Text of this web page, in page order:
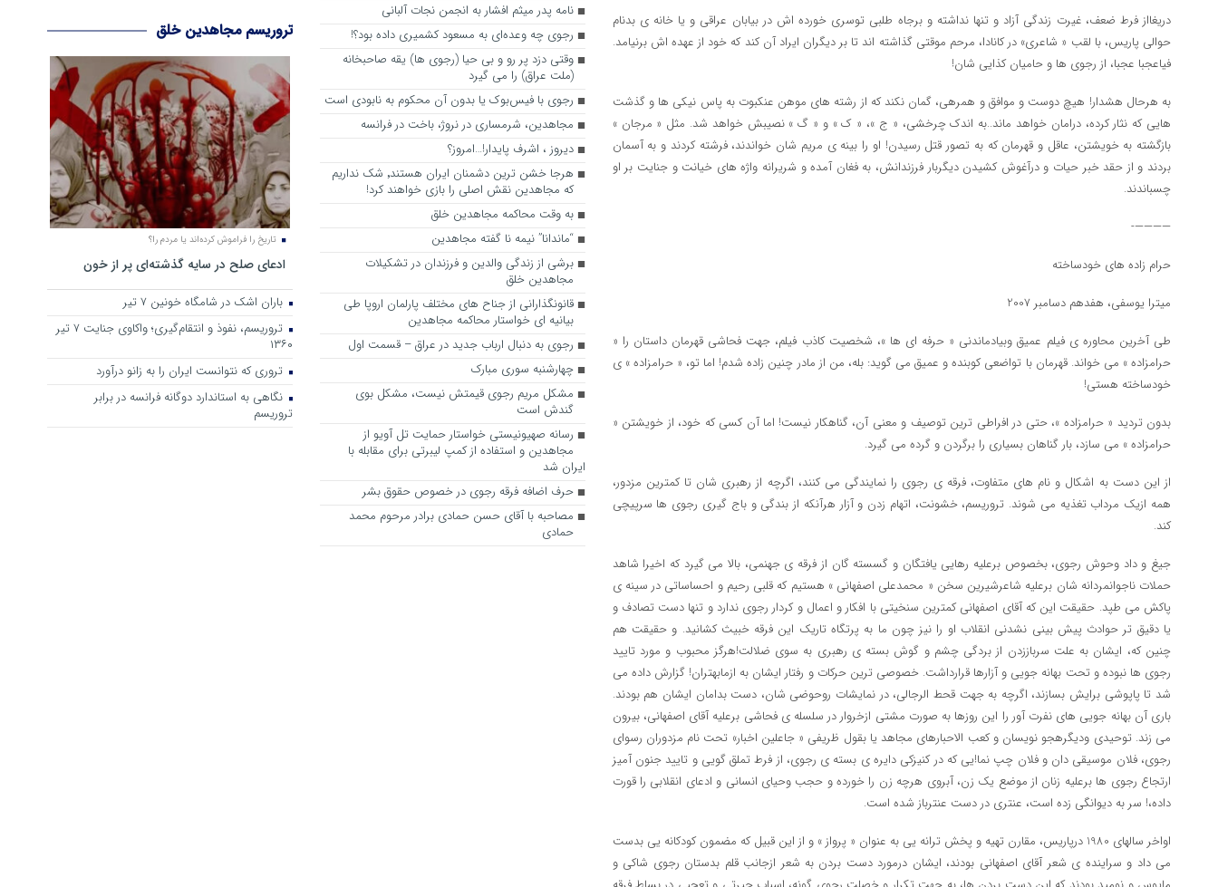
دریغااز فرط ضعف، غیرت زندگی آزاد و تنها نداشته و برجاه طلبی توسری خورده اش در بیابان عراقی و یا خانه ی بدنام
حوالی پاریس، با لقب « شاعری» در کانادا، مرحم موقتی گذاشته اند تا بر دیگران ایراد آن کند که خود از عهده اش برنیامد.
فیاعجبا عجبا، از رجوی ها و حامیان کذایی شان!
به هرحال هشدار! هیچ دوست و موافق و همرهی، گمان نکند که از رشته های موهن عنکبوت به پاس نیکی ها و گذشت
هایی که نثار کرده، درامان خواهد ماند..به اندک چرخشی، « ج »، « ک » و « گ » نصیبش خواهد شد. مثل « مرجان »
بازگشته به خویشتن، عاقل و قهرمان که به تصور قتل رسیدن! او را بینه ی مریم شان خواندند، فرشته کردند و به آسمان
بردند و از حقد خبر حیات و درآغوش کشیدن دیگربار فرزندانش، به فغان آمده و شریرانه واژه های خیانت و جنایت بر او
چسباندند.
————-
حرام زاده های خودساخته
میترا یوسفی، هفدهم دسامبر 2007
طی آخرین محاوره ی فیلم عمیق وبیادماندنی « حرفه ای ها »، شخصیت کاذب فیلم، جهت فحاشی قهرمان داستان را «
حرامزاده » می خواند. قهرمان با تواضعی کوبنده و عمیق می گوید: بله، من از مادر چنین زاده شدم! اما تو، « حرامزاده » ی
خودساخته هستی!
بدون تردید « حرامزاده »، حتی در افراطی ترین توصیف و معنی آن، گناهکار نیست! اما آن کسی که خود، از خویشتن «
حرامزاده » می سازد، بار گناهان بسیاری را برگردن و گرده می گیرد.
از این دست به اشکال و نام های متفاوت، فرقه ی رجوی را نمایندگی می کنند، اگرچه از رهبری شان تا کمترین مزدور،
همه ازیک مرداب تغذیه می شوند. تروریسم، خشونت، اتهام زدن و آزار هرآنکه از بندگی و باج گیری رجوی ها سرپیچی
کند.
جیغ و داد وحوش رجوی، بخصوص برعلیه رهایی یافتگان و گسسته گان از فرقه ی جهنمی، بالا می گیرد که اخیرا شاهد
حملات ناجوانمردانه شان برعلیه شاعرشیرین سخن « محمدعلی اصفهانی » هستیم که قلبی رحیم و احساساتی در سینه ی
پاکش می طپد. حقیقت این که آقای اصفهانی کمترین سنخیتی با افکار و اعمال و کردار رجوی ندارد و تنها دست تصادف و
یا دقیق تر حوادث پیش بینی نشدنی انقلاب او را نیز چون ما به پرتگاه تاریک این فرقه خبیث کشانید. و حقیقت هم
چنین که، ایشان به علت سرباززدن از بردگی چشم و گوش بسته ی رهبری به سوی ضلالت!هرگز محبوب و مورد تایید
رجوی ها نبوده و تحت بهانه جویی و آزارها قرارداشت. خصوصی ترین حرکات و رفتار ایشان به ازمابهتران! گزارش داده می
شد تا پاپوشی برایش بسازند، اگرچه به جهت قحط الرجالی، در نمایشات روحوضی شان، دست بدامان ایشان هم بودند.
باری آن بهانه جویی های نفرت آور را این روزها به صورت مشتی ازخروار در سلسله ی فحاشی برعلیه آقای اصفهانی، بیرون
می زند. توحیدی ودیگرهجو نویسان و کعب الاحبارهای مجاهد یا بقول ظریفی « جاعلین اخبار» تحت نام مزدوران رسوای
رجوی، فلان موسیقی دان و فلان چپ نما!یی که در کنیزکی دایره ی بسته ی رجوی، از فرط تملق گویی و تایید جنون آمیز
ارتجاع رجوی ها برعلیه زنان از موضع یک زن، آبروی هرچه زن را خورده و حجب وحیای انسانی و ادعای انقلابی را قورت
داده،! سر به دیوانگی زده است، عنتری در دست عنترباز شده است.
اواخر سالهای 1980 درپاریس، مقارن تهیه و پخش ترانه یی به عنوان « پرواز » و از این قبیل که مضمون کودکانه یی بدست
می داد و سراینده ی شعر آقای اصفهانی بودند، ایشان درمورد دست بردن به شعر ازجانب قلم بدستان رجوی شاکی و
نامه پدر میثم افشار به انجمن نجات آلبانی
رجوی چه وعده‌ای به مسعود کشمیری داده بود؟!
وقتی دزد پر رو و بی حیا (رجوی ها) یقه صاحبخانه
(ملت عراق) را می گیرد
رجوی با فیس‌بوک یا بدون آن محکوم به نابودی است
مجاهدین، شرم‎ساری در نروژ، باخت در فرانسه
ديروز ، اشرف پايدار!…امروز؟
هرجا خشن ترین دشمنان ایران هستند٬ شک نداریم
که مجاهدین نقش اصلی را بازی خواهند کرد!
به وقت محاکمه مجاهدین خلق
“ماندانا” نیمه نا گفته مجاهدین
برشی از زندگی والدین و فرزندان در تشکیلات
مجاهدین خلق
قانونگذارانی از جناح های مختلف پارلمان اروپا طی
بیانیه ای خواستار محاکمه مجاهدین
رجوی به دنبال ارباب جدید در عراق – قسمت اول
چهارشنبه سوری مبارک
مشکل مریم رجوی قیمتش نیست، مشکل بوی
گندش است
رسانه صهیونیستی خواستار حمایت تل آویو از
مجاهدین و استفاده از کمپ لیبرتی برای مقابله با
ایران شد
حرف اضافه فرقه رجوی در خصوص حقوق بشر
مصاحبه با آقای حسن حمادی برادر مرحوم محمد
حمادی
تروریسم مجاهدین خلق
تاریخ را فراموش کرده‌اند یا مردم را؟
ادعای صلح در سایه گذشته‌ای پر از خون
باران اشک در شامگاه خونین 7 تیر
تروریسم، نفوذ و انتقام‌گیری؛ واکاوی جنایت ۷ تیر
۱۳۶۰
تروری که نتوانست ایران را به زانو درآورد
نگاهی به استاندارد دوگانه فرانسه در برابر
تروریسم